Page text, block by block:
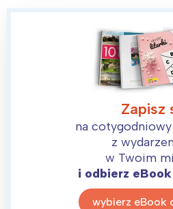
Zapisz
na
z
w Twoim
i odbierz
wybierz eBook
Interesują mnie
tego
Trójmiasto
Poznań